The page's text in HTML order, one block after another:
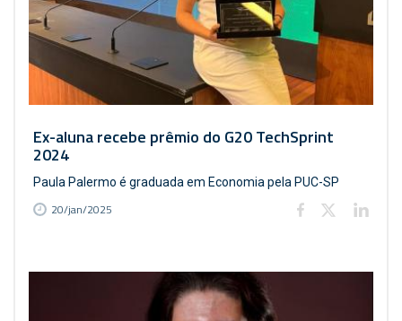
Ex-aluna recebe prêmio do G20 TechSprint
2024
Paula Palermo é graduada em Economia pela PUC-SP
20/jan/2025